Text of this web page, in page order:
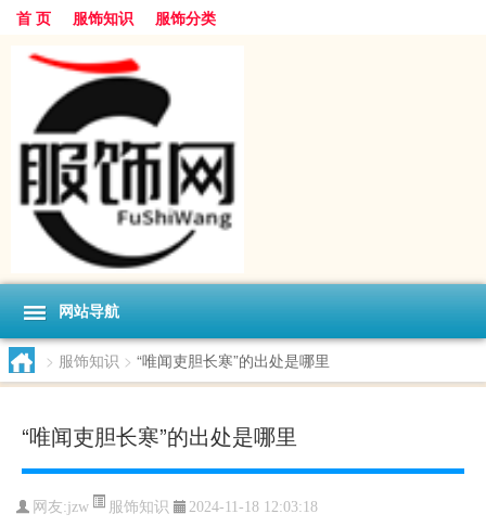
首 页 服饰知识 服饰分类
网站导航
> 服饰知识 > “唯闻吏胆长寒”的出处是哪里
“唯闻吏胆长寒”的出处是哪里
网友:jzw 服饰知识 2024-11-18 12:03:18